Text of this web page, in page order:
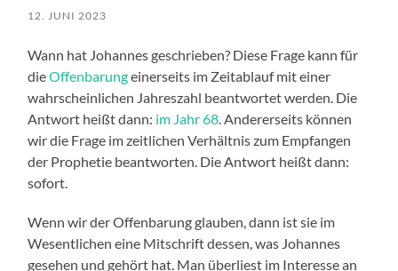
12. JUNI 2023
Wann hat Johannes geschrieben? Diese Frage kann für
dieOffenbarungeinerseits im Zeitablauf mit einer
wahrscheinlichen Jahreszahl beantwortet werden. Die
Antwort heißt dann: im Jahr 68. Andererseits können
wir die Frage im zeitlichen Verhältnis zum Empfangen
der Prophetie beantworten. Die Antwort heißt dann:
sofort.
Wenn wir der Offenbarung glauben, dann ist sie im
Wesentlichen eine Mitschrift dessen, was Johannes
gesehen und gehört hat. Man überliest im Interesse an